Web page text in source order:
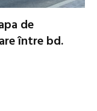
de
între bd.